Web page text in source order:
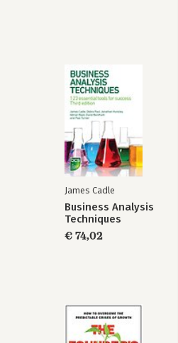
James Cadle
Business Analysis
Techniques
€ 74,02